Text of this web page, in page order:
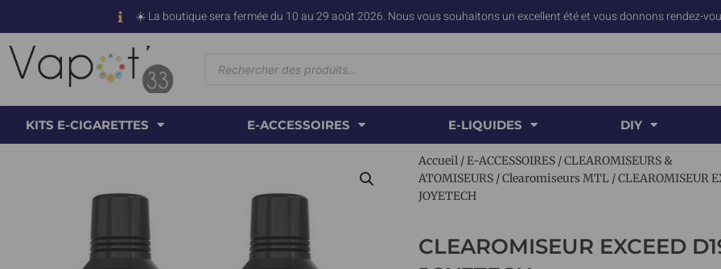
☀️ La boutique sera fermée du 10 au 29 août 2026. Nous vous souhaitons un excellent été et vous donnons rendez-
KITS E-CIGARETTES E-ACCESSOIRES E-LIQUIDES DIY
Accueil /E-ACCESSOIRES /CLEAROMISEURS &
ATOMISEURS /Clearomiseurs MTL / CLEAROMISEUR
JOYETECH
CLEAROMISEUR EXCEED